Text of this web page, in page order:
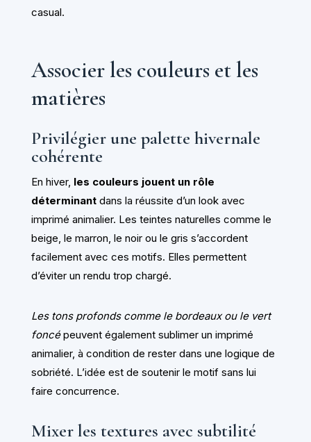
casual.
Associer les couleurs et les
matières
Privilégier une palette hivernale
cohérente
En hiver, les couleurs jouent un rôle
déterminantdans la réussite d’un look avec
imprimé animalier. Les teintes naturelles comme le
beige, le marron, le noir ou le gris s’accordent
facilement avec ces motifs. Elles permettent
d’éviter un rendu trop chargé.
Les tons profonds comme le bordeaux ou le vert
foncépeuvent également sublimer un imprimé
animalier, à condition de rester dans une logique de
sobriété. L’idée est de soutenir le motif sans lui
faire concurrence.
Mixer les textures avec subtilité